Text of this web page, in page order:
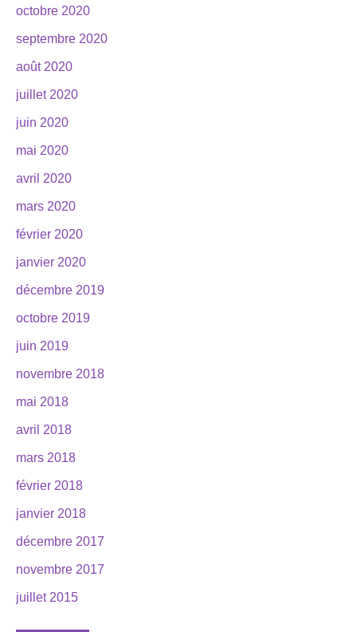
octobre 2020
septembre 2020
août 2020
juillet 2020
juin 2020
mai 2020
avril 2020
mars 2020
février 2020
janvier 2020
décembre 2019
octobre 2019
juin 2019
novembre 2018
mai 2018
avril 2018
mars 2018
février 2018
janvier 2018
décembre 2017
novembre 2017
juillet 2015